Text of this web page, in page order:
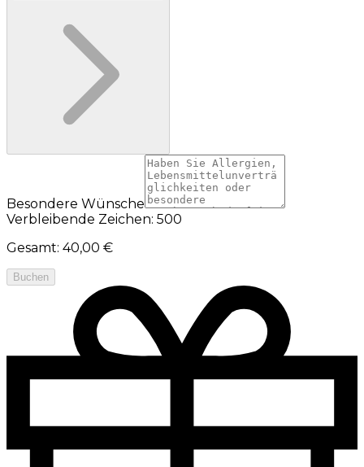
Besondere Wünsche
Verbleibende Zeichen: 500
Gesamt: 40,00 €
Buchen